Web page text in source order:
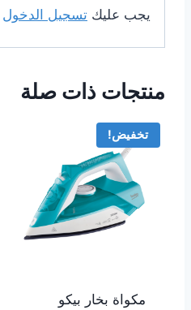
يجب عليك تسجيل الدخول
منتجات ذات صلة
تخفيض!
مكواة بخار بيكو